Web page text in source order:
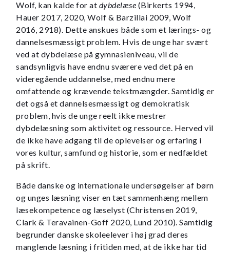
Wolf, kan kalde for at dybdelæse (Birkerts 1994,
Hauer 2017, 2020, Wolf & Barzillai 2009, Wolf
2016, 2918). Dette anskues både som et lærings- og
dannelsesmæssigt problem. Hvis de unge har svært
ved at dybdelæse på gymnasieniveau, vil de
sandsynligvis have endnu sværere ved det på en
videregående uddannelse, med endnu mere
omfattende og krævende tekstmængder. Samtidig er
det også et dannelsesmæssigt og demokratisk
problem, hvis de unge reelt ikke mestrer
dybdelæsning som aktivitet og ressource. Herved vil
de ikke have adgang til de oplevelser og erfaring i
vores kultur, samfund og historie, som er nedfældet
på skrift.
Både danske og internationale undersøgelser af børn
og unges læsning viser en tæt sammenhæng mellem
læsekompetence og læselyst (Christensen 2019,
Clark & Teravainen-Goff 2020, Lund 2010). Samtidig
begrunder danske skoleelever i høj grad deres
manglende læsning i fritiden med, at de ikke har tid